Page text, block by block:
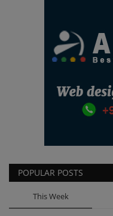
POPULAR POSTS
This Week